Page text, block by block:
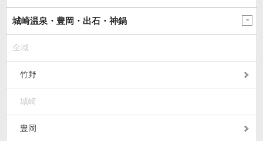
城崎温泉・豊岡・出石・神鍋
全域
竹野
城崎
豊岡